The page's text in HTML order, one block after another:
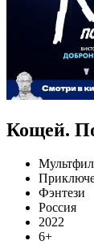
Кощей.
Фэнтези
Россия
2022
6+